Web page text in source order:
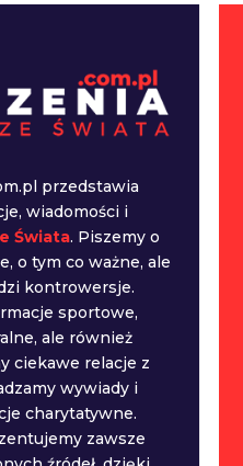
przedstawia
wiadomości i
Świata. Piszemy o
o tym co ważne, ale
kontrowersje.
sportowe,
ale również
ciekawe relacje z
wywiady i
charytatywne.
zawsze